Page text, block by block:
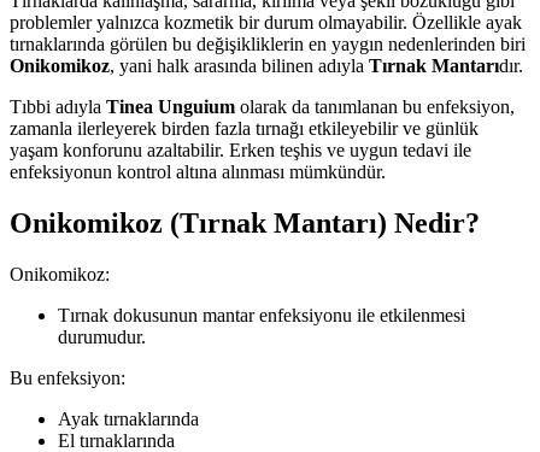
problemler yalnızca kozmetik bir durum olmayabilir. Özellikle ayak
tırnaklarında görülen bu değişikliklerin en yaygın nedenlerinden biri
Onikomikoz, yani halk arasında bilinen adıyla Tırnak Mantarıdır.
Tıbbi adıyla Tinea Unguium olarak da tanımlanan bu enfeksiyon,
zamanla ilerleyerek birden fazla tırnağı etkileyebilir ve günlük
yaşam konforunu azaltabilir. Erken teşhis ve uygun tedavi ile
enfeksiyonun kontrol altına alınması mümkündür.
Onikomikoz (Tırnak Mantarı) Nedir?
Onikomikoz:
Tırnak dokusunun mantar enfeksiyonu ile etkilenmesi
durumudur.
Bu enfeksiyon:
Ayak tırnaklarında
El tırnaklarında